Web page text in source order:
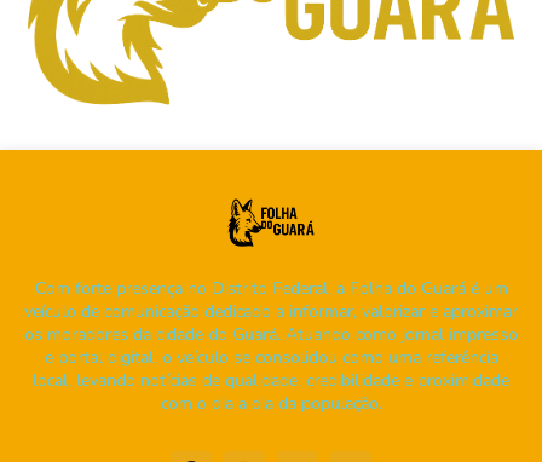
Com forte presença no Distrito Federal, a Folha do Guará é um
veículo de comunicação dedicado a informar, valorizar e aproximar
os moradores da cidade do Guará. Atuando como jornal impresso
e portal digital, o veículo se consolidou como uma referência
local, levando notícias de qualidade, credibilidade e proximidade
com o dia a dia da população.